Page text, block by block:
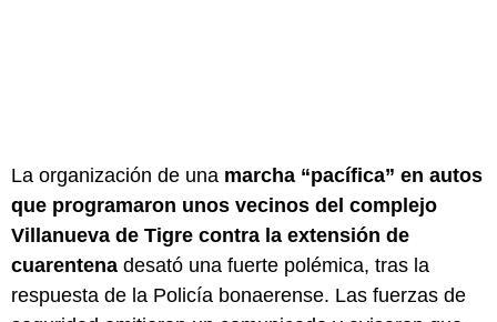
La organización de una marcha “pacífica” en autos
que programaron unos vecinos del complejo
Villanueva de Tigre contra la extensión de
cuarentena desató una fuerte polémica, tras la
respuesta de la Policía bonaerense. Las fuerzas de